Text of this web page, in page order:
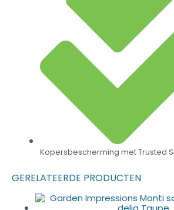
Kopersbescherming met Trusted
GERELATEERDE PRODUCTEN